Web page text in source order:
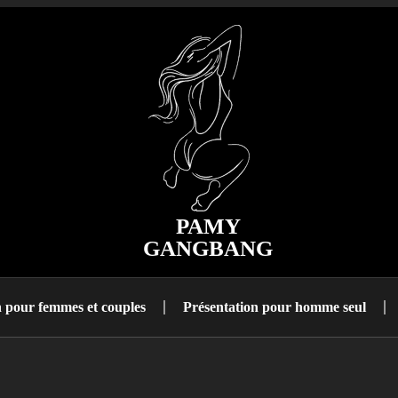
PAMY
GANGBANG
pour femmes et couples Présentation pour homme seul